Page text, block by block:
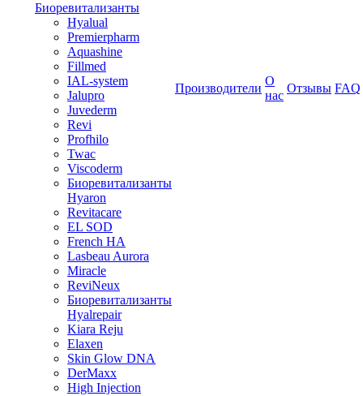
Биоревитализанты
Hyalual
Premierpharm
Aquashine
Fillmed
IAL-system
Jalupro
Juvederm
Revi
Profhilo
Twac
Viscoderm
Биоревитализанты
Hyaron
Revitacare
EL SOD
French HA
Lasbeau Aurora
Miracle
ReviNeux
Биоревитализанты
Hyalrepair
Kiara Reju
Elaxen
Skin Glow DNA
DerMaxx
High Injection
Производители
О
нас
Отзывы FAQ